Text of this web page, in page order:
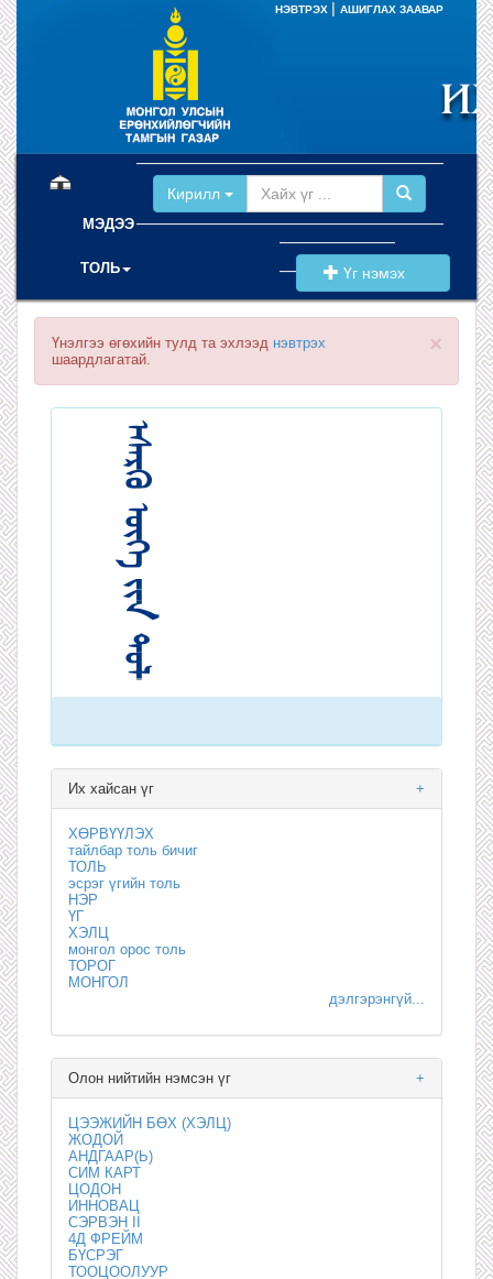
НЭВТРЭХ АШИГЛАХ ЗААВАР
МЭДЭЭ
ТОЛЬ
Кирилл
Үг нэмэх
×
Үнэлгээ өгөхийн тулд та эхлээд нэвтрэх
шаардлагатай.
+
Их хайсан үг
ХӨРВҮҮЛЭХ
тайлбар толь бичиг
ТОЛЬ
эсрэг үгийн толь
НЭР
ҮГ
ХЭЛЦ
монгол орос толь
ТОРОГ
МОНГОЛ
дэлгэрэнгүй...
+
Олон нийтийн нэмсэн үг
ЦЭЭЖИЙН БӨХ (ХЭЛЦ)
ЖОДОЙ
АНДГААР(Ь)
СИМ КАРТ
ЦОДОН
ИННОВАЦ
СЭРВЭН II
4Д ФРЕЙМ
БҮСРЭГ
ТООЦООЛУУР